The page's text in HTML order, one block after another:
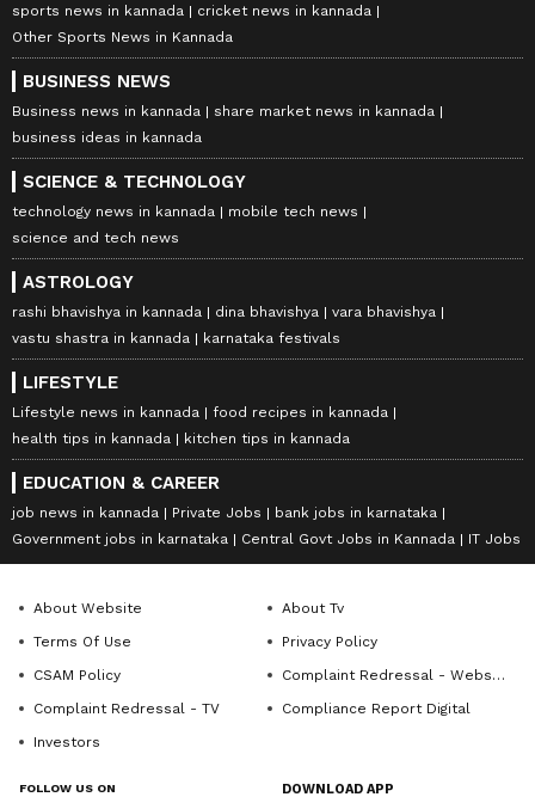
sports news in kannada
cricket news in kannada
Other Sports News in Kannada
BUSINESS NEWS
Business news in kannada
share market news in kannada
business ideas in kannada
SCIENCE & TECHNOLOGY
technology news in kannada
mobile tech news
science and tech news
ASTROLOGY
rashi bhavishya in kannada dina bhavishya
vara bhavishya
vastu shastra in kannada
karnataka festivals
LIFESTYLE
Lifestyle news in kannada
food recipes in kannada
health tips in kannada
kitchen tips in kannada
EDUCATION & CAREER
job news in kannada Private Jobs
bank jobs in karnataka
Government jobs in karnataka
Central Govt Jobs in Kannada IT Jobs
About Website
About Tv
Terms Of Use
Privacy Policy
CSAM Policy
Complaint Redressal - Website
Complaint Redressal - TV
Compliance Report Digital
Investors
FOLLOW US ON DOWNLOAD APP